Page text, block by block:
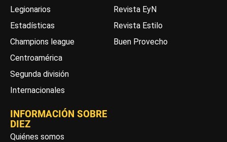
Legionarios
Estadísticas
Champions league
Centroamérica
Segunda división
Internacionales
Revista EyN
Revista Estilo
Buen Provecho
INFORMACIÓN SOBRE
DIEZ
Quiénes somos